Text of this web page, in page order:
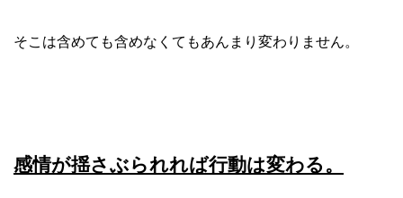
そこは含めても含めなくてもあんまり変わりません。
感情が揺さぶられれば行動は変わる。